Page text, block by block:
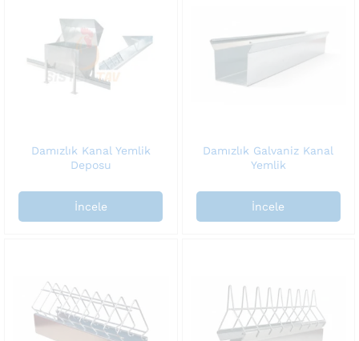
Damızlık Kanal Yemlik
Deposu
İncele
Damızlık Galvaniz Kanal
Yemlik
İncele